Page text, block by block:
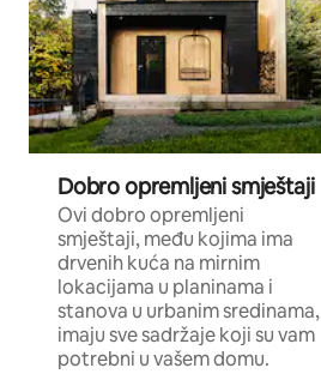
Dobro opremljeni smještaji
Ovi dobro opremljeni
smještaji, među kojima ima
drvenih kuća na mirnim
lokacijama u planinama i
stanova u urbanim sredinama,
imaju sve sadržaje koji su vam
potrebni u vašem domu.